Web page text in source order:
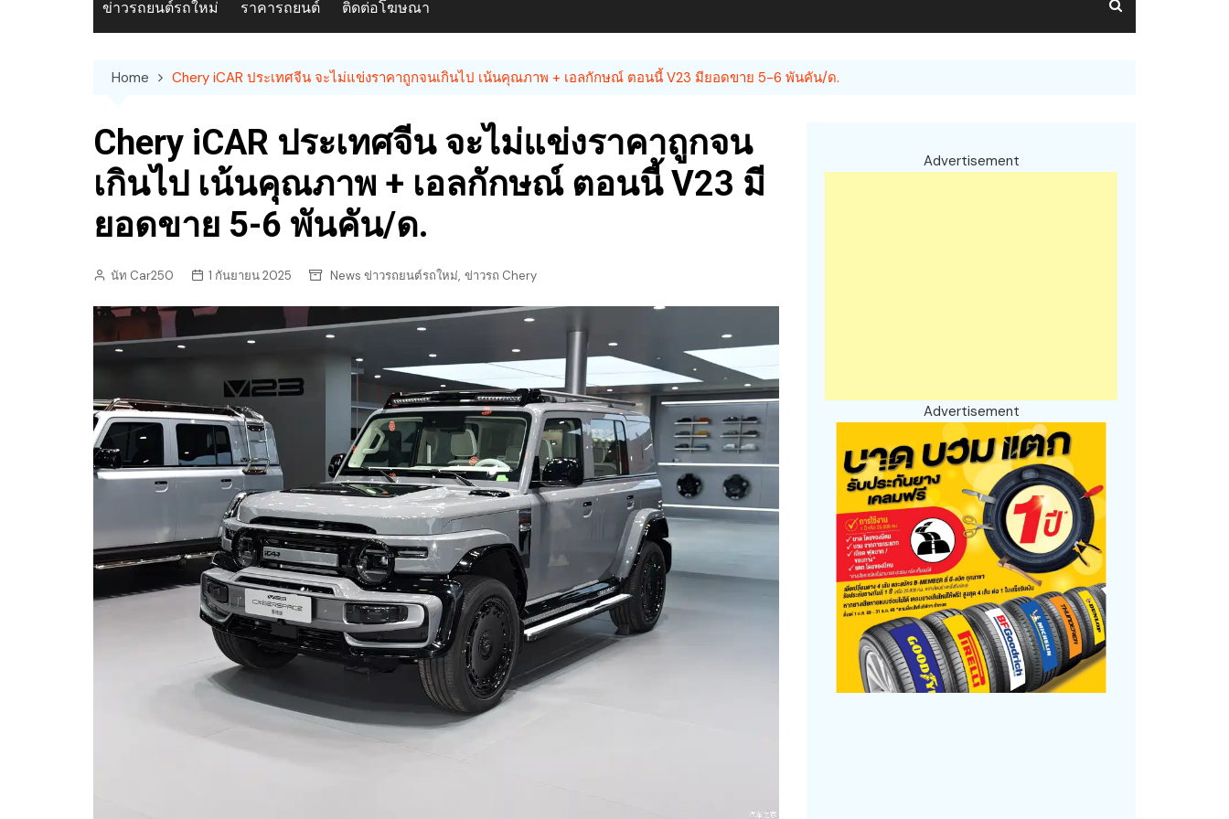
ข่าวรถยนต์รถใหม่ ราคารถยนต์ ติดต่อโฆษณา
Home Chery iCAR ประเทศจีน จะไม่แข่งราคาถูกจนเกินไป เน้นคุณภาพ + เอลกักษณ์ ตอนนี้ V23 มียอดขาย 5-6 พันคัน/ด.
Chery iCAR ประเทศจีน จะไม่แข่งราคาถูกจน
เกินไป เน้นคุณภาพ + เอลกักษณ์ ตอนนี้ V23 มี
ยอดขาย 5-6 พันคัน/ด.
นัท Car250 1 กันยายน 2025 News ข่าวรถยนต์รถใหม่, ข่าวรถ Chery
Advertisement
Advertisement